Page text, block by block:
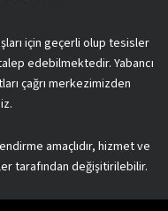
için geçerli olup tesisler
edebilmektedir. Yabancı
çağrı merkezimizden
amaçlıdır, hizmet ve
tarafından değişitirilebilir.